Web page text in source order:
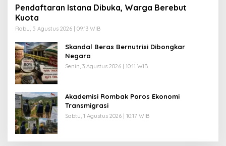
Pendaftaran Istana Dibuka, Warga Berebut
Kuota
Rabu, 5 Agustus 2026 | 09:13 WIB
Skandal Beras Bernutrisi Dibongkar
Negara
Senin, 3 Agustus 2026 | 10:11 WIB
Akademisi Rombak Poros Ekonomi
Transmigrasi
Sabtu, 1 Agustus 2026 | 10:17 WIB